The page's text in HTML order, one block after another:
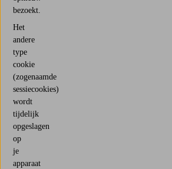
bezoekt.
Het
andere
type
cookie
(zogenaamde
sessiecookies)
wordt
tijdelijk
opgeslagen
op
je
apparaat